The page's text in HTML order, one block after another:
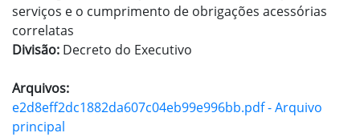
serviços e o cumprimento de obrigações acessórias
correlatas
Divisão: Decreto do Executivo
Arquivos:
e2d8eff2dc1882da607c04eb99e996bb.pdf - Arquivo
principal